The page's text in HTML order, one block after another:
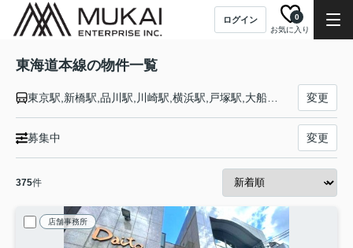
ログイン
お気に入り
0
東海道本線の物件一覧
変更
募集中 変更
375件
店舗事務所